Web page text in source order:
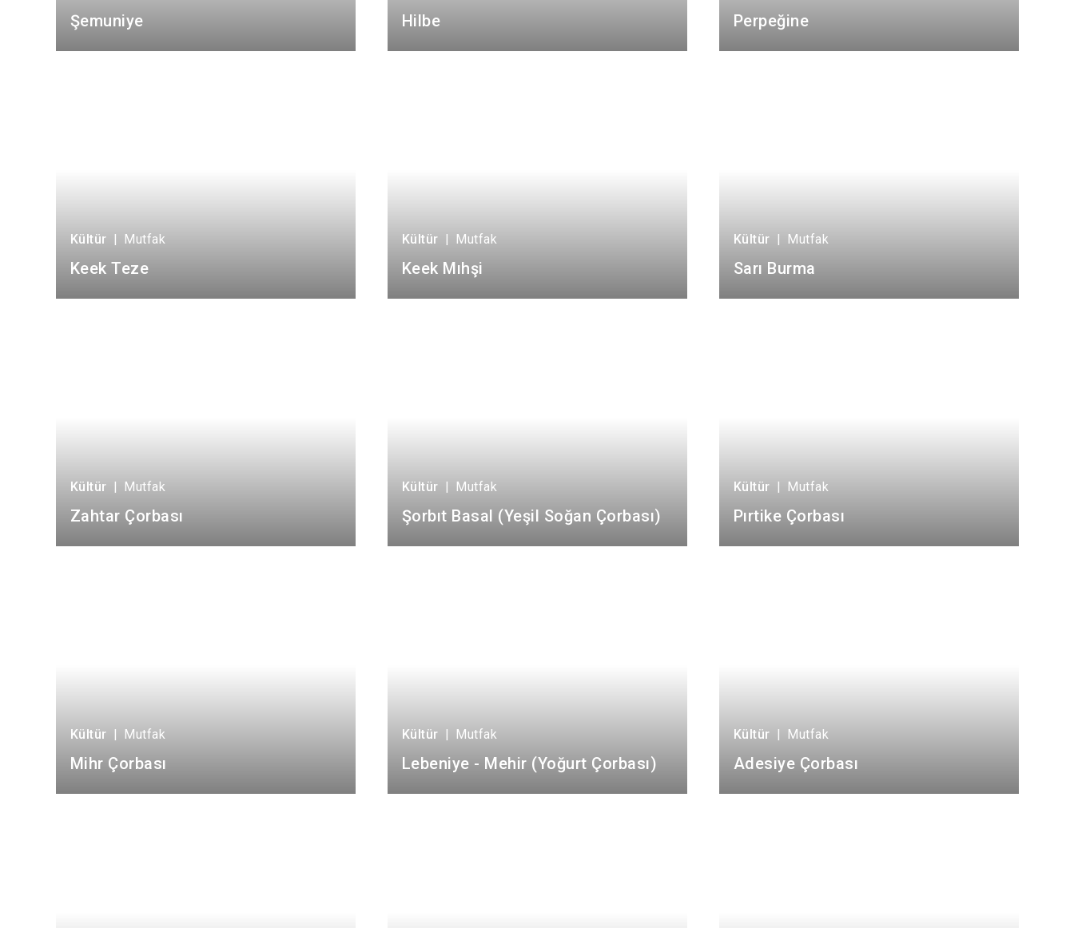
Şemuniye Hilbe Perpeğine
Kültür | Mutfak
Keek Teze
Kültür | Mutfak
Keek Mıhşi
Kültür | Mutfak
Sarı Burma
Kültür | Mutfak
Zahtar Çorbası
Kültür | Mutfak
Şorbıt Basal (Yeşil Soğan Çorbası)
Kültür | Mutfak
Pırtike Çorbası
Kültür | Mutfak
Mihr Çorbası
Kültür | Mutfak
Lebeniye - Mehir (Yoğurt Çorbası)
Kültür | Mutfak
Adesiye Çorbası